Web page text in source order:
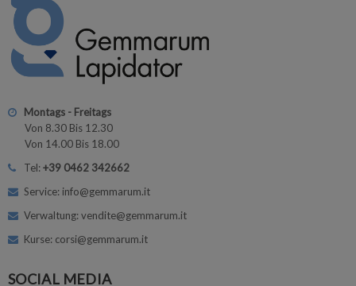
Montags - Freitags
Von 8.30 Bis 12.30
Von 14.00 Bis 18.00
Tel:+39 0462 342662
Service: info@gemmarum.it
Verwaltung: vendite@gemmarum.it
Kurse: corsi@gemmarum.it
SOCIAL MEDIA